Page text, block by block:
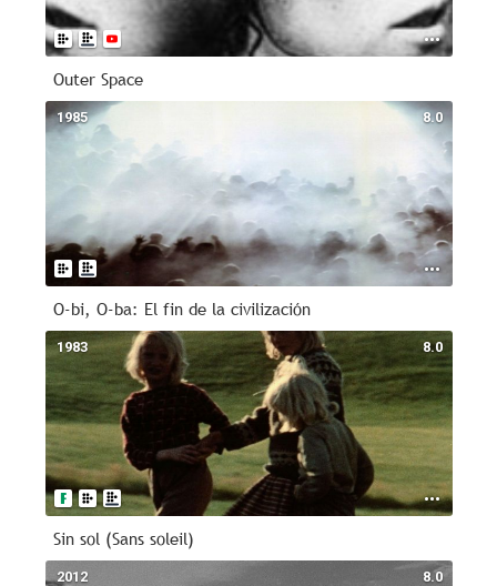
Outer Space
8.0
1985
O-bi, O-ba: El fin de la civilización
8.0
1983
Sin sol (Sans soleil)
8.0
2012